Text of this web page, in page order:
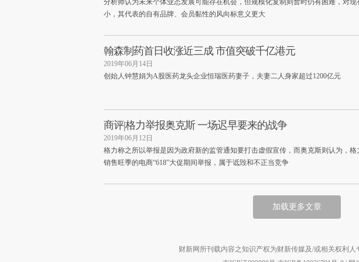
分析师认为未来个体业态发展可能存在机会，但规模化复制则暂时仍有困难，对现
小，其代表的自有品牌、会员黏性的风向标意义更大
翰森制药首日收涨近三成 市值突破千亿港元
2019年06月14日
创始人钟慧娟为A股医药龙头企业恒瑞医药妻子，夫妻二人身家超过1200亿元
商评|格力举报奥克斯 一场迟早要来的战争
2019年06月12日
格力称之所以举报是因为政府新的监管通知要打击虚假宣传，而奥克斯则认为，格
销售旺季的电商“618”大促期间举报，属于诋毁和不正当竞争
加载更多文章
财新网所刊载内容之知识产权为财新传媒及/或相关权利